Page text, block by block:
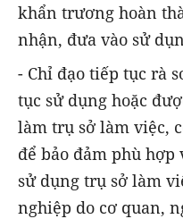
khẩn trương hoàn
nhận, đưa vào sử
- Chỉ đạo tiếp tục rà
tục sử dụng hoặc
làm trụ sở làm việc,
để bảo đảm phù
sử dụng trụ sở làm
nghiệp do cơ quan,